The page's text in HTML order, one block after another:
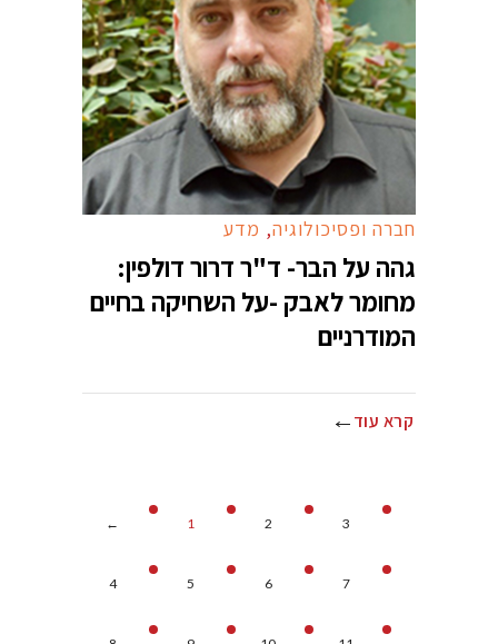
חברה ופסיכולוגיה, מדע
גהה על הבר- ד"ר דרור דולפין:
מחומר לאבק -על השחיקה בחיים
המודרניים
קרא עוד
← 1 2 3
4 5 6 7